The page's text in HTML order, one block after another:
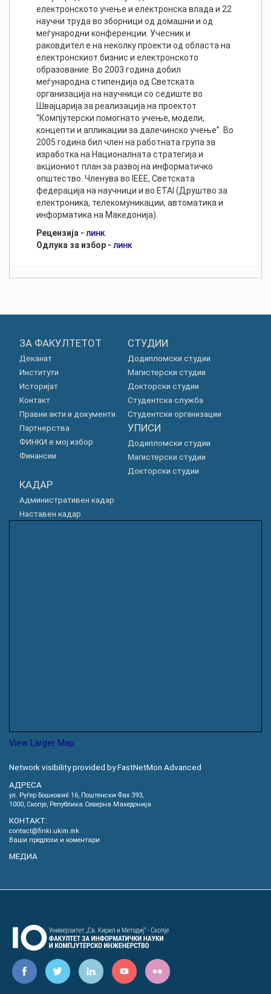
електронското учење и електронска влада и 22
научни труда во зборници од домашни и од
меѓународни конференции. Учесник и
раковдител е на неколку проекти од областа на
електронскиот бизнис и електронското
образование. Во 2003 година добил
меѓународна стипендија од Светската
организација на научници со седиште во
Швајцарија за реализација на проектот
“Компјутерски помогнато учење, модели,
концепти и апликации за далечинско учење”. Во
2005 година бил член на работната група за
изработка на Националната стратегија и
акциониот план за развој на информатичко
општество. Членува во IEEE, Светската
федерација на научници и во ETAI (Друштво за
електроника, телекомуникации, автоматика и
информатика на Македонија).
Рецензија - ЛИНК
Одлука за избор - ЛИНК
ЗА ФАКУЛТЕТОТ
Деканат
Институти
Историјат
Контакт
Правни акти и документи
Партнерства
ФИНКИ е мој избор
Финансии
СТУДИИ
Додипломски студии
Магистерски студии
Докторски студии
Студентска служба
Студентски организации
УПИСИ
Додипломски студии
Магистерски студии
Докторски студии
КАДАР
Административен кадар
Наставен кадар
View Larger Map
Network visibility provided by FastNetMon Advanced
АДРЕСА
ул. Руѓер Бошковиќ 16, Пoштенски Фах 393,
1000, Скопје, Република Северна Македонија
КОНТАКТ:
contact@finki.ukim.mk
Ваши предлози и коментари
МЕДИА